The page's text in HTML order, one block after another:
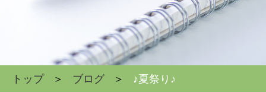
トップ ブログ ♪夏祭り♪